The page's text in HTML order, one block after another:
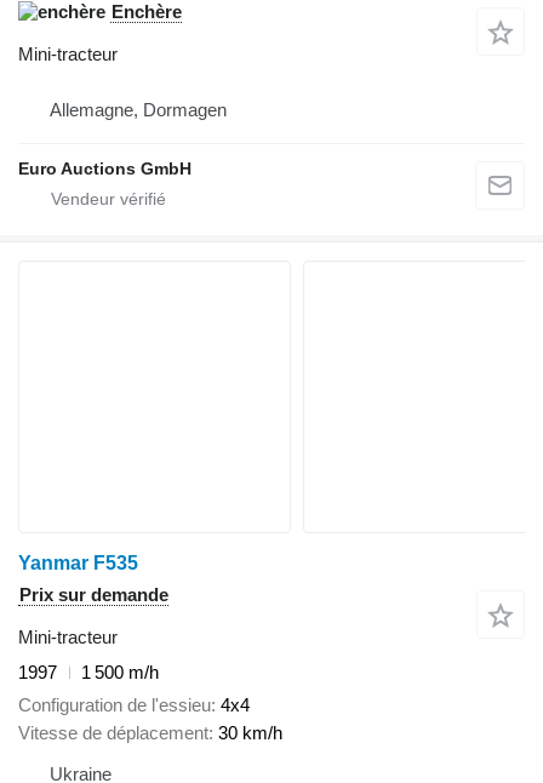
Enchère
Mini-tracteur
Allemagne, Dormagen
Euro Auctions GmbH
Yanmar F535
Prix sur demande
Mini-tracteur
1997
1 500 m/h
Configuration de l'essieu 4x4
Vitesse de déplacement 30 km/h
Ukraine